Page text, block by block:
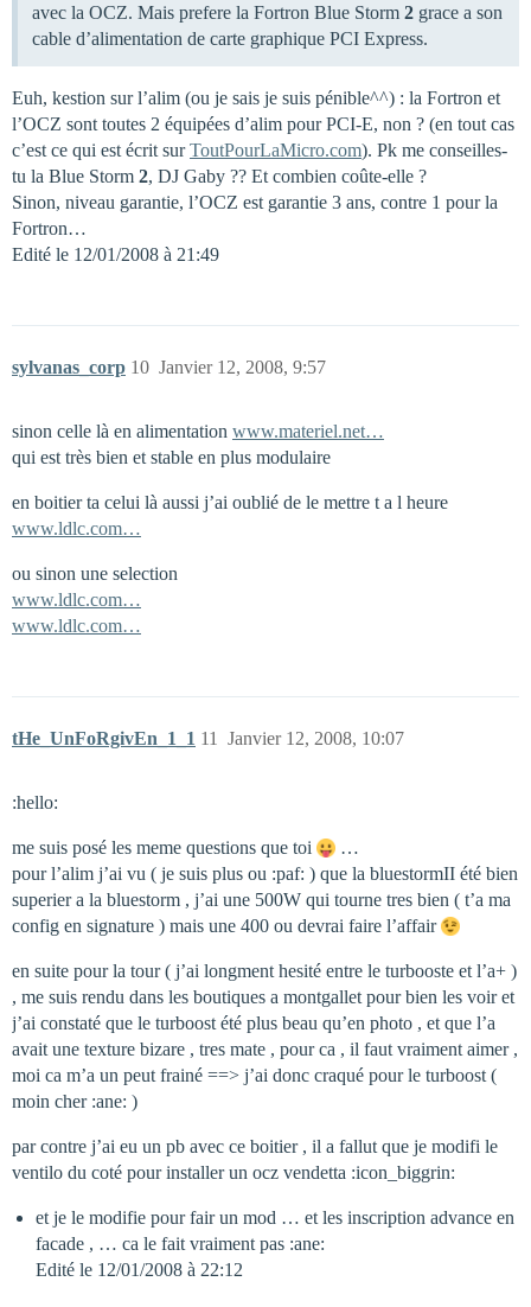
avec la OCZ. Mais prefere la Fortron Blue Storm 2 grace a son
cable d’alimentation de carte graphique PCI Express.
Euh, kestion sur l’alim (ou je sais je suis pénible^^) : la Fortron et
l’OCZ sont toutes 2 équipées d’alim pour PCI-E, non ? (en tout cas
c’est ce qui est écrit surToutPourLaMicro.com). Pk me conseilles-
tu la Blue Storm 2, DJ Gaby ?? Et combien coûte-elle ?
Sinon, niveau garantie, l’OCZ est garantie 3 ans, contre 1 pour la
Fortron…
Edité le 12/01/2008 à 21:49
sylvanas_corp Janvier 12, 2008, 9:57
10
sinon celle là en alimentation www.materiel.net…
qui est très bien et stable en plus modulaire
en boitier ta celui là aussi j’ai oublié de le mettre t a l heure
www.ldlc.com…
ou sinon une selection
www.ldlc.com…
www.ldlc.com…
tHe_UnFoRgivEn_1_1 Janvier 12, 2008, 10:07
11
:hello:
me suis posé les meme questions que toi
…
pour l’alim j’ai vu ( je suis plus ou :paf: ) que la bluestormII été bien
superier a la bluestorm , j’ai une 500W qui tourne tres bien ( t’a ma
config en signature ) mais une 400 ou devrai faire l’affair
en suite pour la tour ( j’ai longment hesité entre le turbooste et l’a+ )
, me suis rendu dans les boutiques a montgallet pour bien les voir et
j’ai constaté que le turboost été plus beau qu’en photo , et que l’a
avait une texture bizare , tres mate , pour ca , il faut vraiment aimer ,
moi ca m’a un peut frainé ==> j’ai donc craqué pour le turboost (
moin cher :ane: )
par contre j’ai eu un pb avec ce boitier , il a fallut que je modifi le
ventilo du coté pour installer un ocz vendetta :icon_biggrin:
et je le modifie pour fair un mod … et les inscription advance en
facade , … ca le fait vraiment pas :ane:
Edité le 12/01/2008 à 22:12